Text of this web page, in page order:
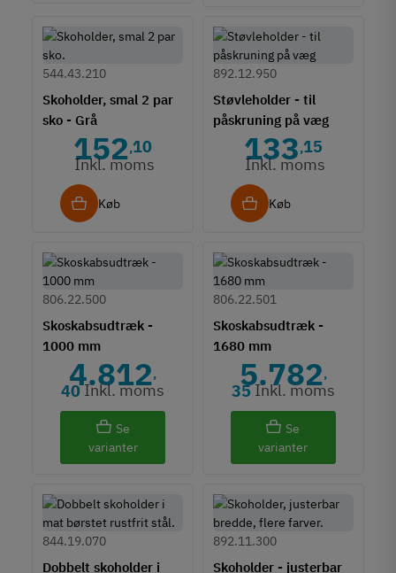
Skoholder, smal 2 par
sko - Grå
544.43.210
152,10
Inkl. moms
Køb
Støvleholder - til
påskruning på væg
892.12.950
133,15
Inkl. moms
Køb
Skoskabsudtræk -
1000 mm
806.22.500
4.812,
40 Inkl. moms
Se
varianter
Skoskabsudtræk -
1680 mm
806.22.501
5.782,
35Inkl. moms
Se
varianter
Dobbelt skoholder i
844.19.070
Skoholder - justerbar
892.11.300